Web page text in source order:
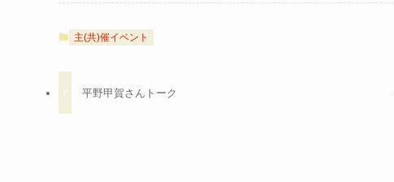
主(共)催イベント
平野甲賀さんトーク